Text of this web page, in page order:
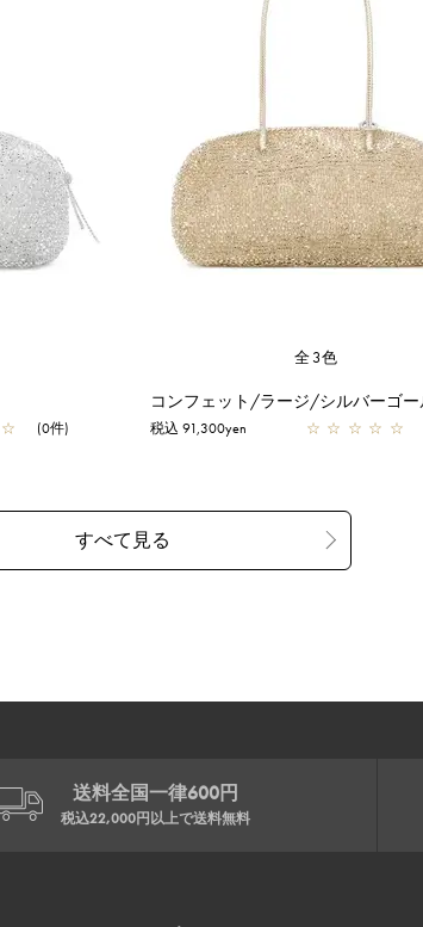
☆ (0件)
全3色
コンフェット/ラージ/シルバーゴー
税込 91,300yen ☆ ☆ ☆ ☆ ☆
送料全国一律600円
税込22,000円以上で送料無料